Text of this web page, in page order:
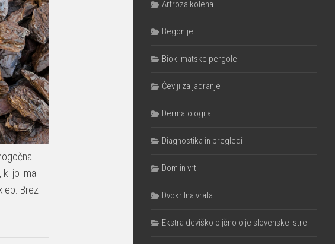
jo ima
Brez
Artroza kolena
Begonije
Bioklimatske pergole
Čevlji za jadranje
Dermatologija
Diagnostika in pregledi
Dom in vrt
Dvokrilna vrata
Ekstra deviško oljčno olje slovenske Istre